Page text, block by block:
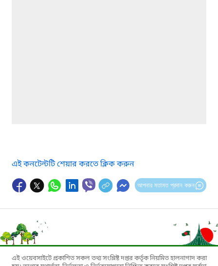
এই কনটেন্টটি শেয়ার করতে ক্লিক করুন
আপনার মতামত প্রদান করুন
এই ওয়েবসাইটে প্রকাশিত সকল তথ্য সংশ্লিষ্ট দপ্তর কর্তৃক নিয়মিত হালনাগাদ করা